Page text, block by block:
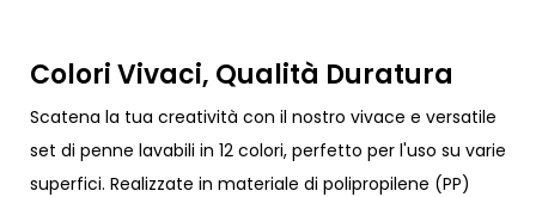
Colori Vivaci, Qualità Duratura
Scatena la tua creatività con il nostro vivace e versatile
set di penne lavabili in 12 colori, perfetto per l'uso su varie
superfici. Realizzate in materiale di polipropilene (PP)